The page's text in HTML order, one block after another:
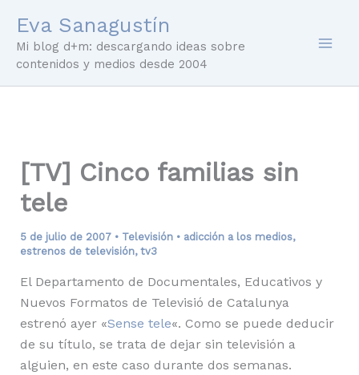
contenido
Eva Sanagustín
Mi blog d+m: descargando ideas sobre
contenidos y medios desde 2004
[TV] Cinco familias sin
tele
5 de julio de 2007 • Televisión• adicción a los medios,
estrenos de televisión, tv3
El Departamento de Documentales, Educativos y
Nuevos Formatos de Televisió de Catalunya
estrenó ayer «Sense tele«. Como se puede deducir
de su título, se trata de dejar sin televisión a
alguien, en este caso durante dos semanas.